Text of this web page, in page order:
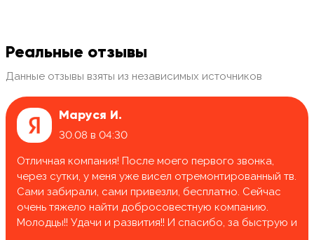
Реальные отзывы
Данные отзывы взяты из независимых источников
Маруся И.
30.08 в 04:30
Отличная компания! После моего первого звонка,
через сутки, у меня уже висел отремонтированный тв.
Сами забирали, сами привезли, бесплатно. Сейчас
очень тяжело найти добросовестную компанию.
Молодцы!! Удачи и развития!! И спасибо, за быструю и